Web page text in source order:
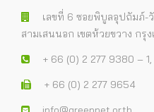
เลขที่ 6 ซอยพิบูลอุปถัมภ์-
สามเสนนอก เขตห้วยขวาง กรุง
+ 66 (0) 2 277 9380 –
+ 66 (0) 2 277 9654